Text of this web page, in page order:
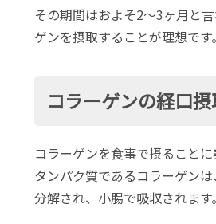
その期間はおよそ2〜3ヶ月と
ゲンを摂取することが理想です。
コラーゲンの経口
コラーゲンを食事で摂ること
タンパク質であるコラーゲン
分解され、小腸で吸収されます。